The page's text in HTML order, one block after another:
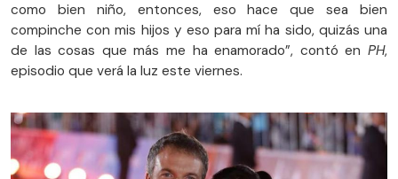
como bien niño, entonces, eso hace que sea bien
compinche con mis hijos y eso para mí ha sido, quizás una
de las cosas que más me ha enamorado”, contó en PH,
episodio que verá la luz este viernes.